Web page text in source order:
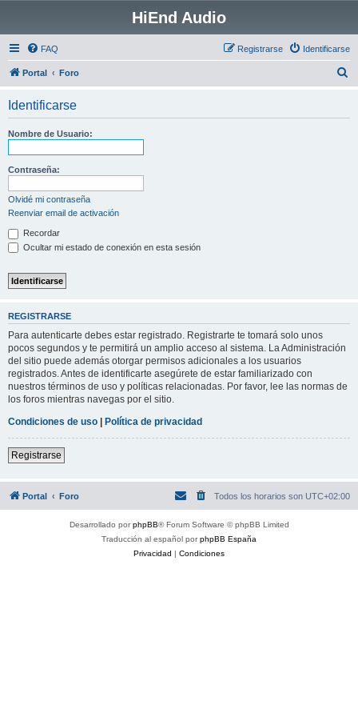
HiEnd Audio
FAQ Identificarse
Registrarse
Portal Foro
Identificarse
Nombre de Usuario:
Contraseña:
Olvidé mi contraseña
Reenviar email de activación
Recordar
Ocultar mi estado de conexión en esta sesión
REGISTRARSE
Para autenticarte debes estar registrado. Registrarte te tomará solo unos
pocos segundos y te permitirá un amplio acceso al sistema. La Administración
del sitio puede además otorgar permisos adicionales a los usuarios
registrados. Antes de identificarte asegúrete de estar familiarizado con
nuestros términos de uso y políticas relacionadas. Por favor, lee las normas de
los foros mientras navegas por el sitio.
Condiciones de uso | Política de privacidad
Registrarse
Portal Foro Todos los horarios son UTC+02:00
Desarrollado porphpBB® Forum Software © phpBB Limited
Traducción al español porphpBB España
Privacidad | Condiciones